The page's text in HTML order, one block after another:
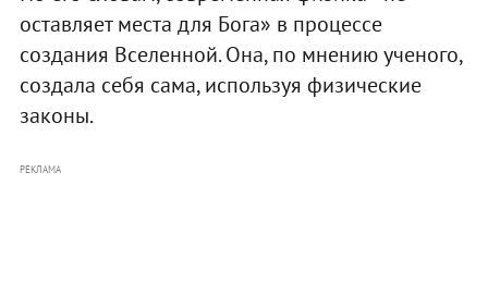
оставляет места для Бога» в процессе
создания Вселенной. Она, по мнению ученого,
создала себя сама, используя физические
законы.
РЕКЛАМА